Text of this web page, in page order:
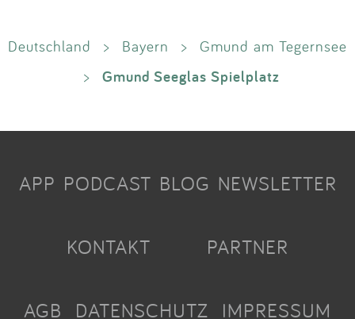
Deutschland > Bayern >
Gmund am Tegernsee
>
Gmund Seeglas Spielplatz
APP PODCAST BLOG NEWSLETTER
KONTAKT PARTNER
AGB DATENSCHUTZ IMPRESSUM